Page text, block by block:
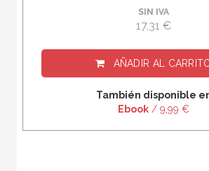
SIN IVA
17,31 €
AÑADIR AL
También disponible
Ebook / 9,99 €